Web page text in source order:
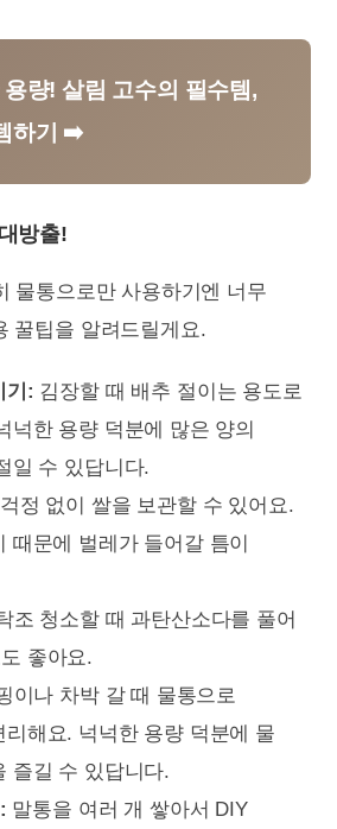
량! 살림 고수의 필수템,
하기 ➡️
방출!
물통으로만 사용하기엔 너무
꿀팁을 알려드릴게요.
기: 김장할 때 배추 절이는 용도로
넉한 용량 덕분에 많은 양의
일 수 있답니다.
정 없이 쌀을 보관할 수 있어요.
때문에 벌레가 들어갈 틈이
조 청소할 때 과탄산소다를 풀어
좋아요.
이나 차박 갈 때 물통으로
해요. 넉넉한 용량 덕분에 물
즐길 수 있답니다.
말통을 여러 개 쌓아서 DIY